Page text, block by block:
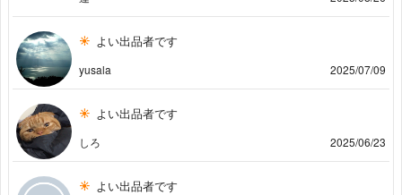
よい出品者です
yusala 2025/07/09
よい出品者です
しろ 2025/06/23
よい出品者です